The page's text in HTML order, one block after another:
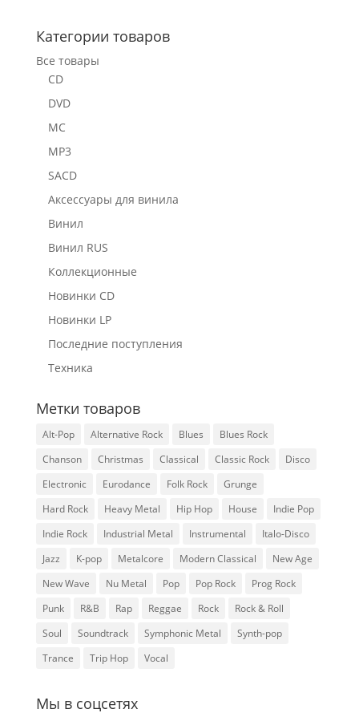
Категории товаров
Все товары
CD
DVD
MC
MP3
SACD
Аксессуары для винила
Винил
Винил RUS
Коллекционные
Новинки CD
Новинки LP
Последние поступления
Техника
Метки товаров
Alt-Pop Alternative Rock Blues
Blues Rock
Chanson
Christmas Classical Classic Rock
Disco
Electronic
Eurodance Folk Rock
Grunge
Hard Rock
Heavy Metal Hip Hop House
Indie Pop
Indie Rock
Industrial Metal Instrumental
Italo-Disco
Jazz
K-pop Metalcore Modern Classical
New Age
New Wave
Nu Metal Pop Pop Rock
Prog Rock
Punk
R&B Rap Reggae Rock
Rock & Roll
Soul
Soundtrack Symphonic Metal
Synth-pop
Trance
Trip Hop Vocal
Мы в соцсетях